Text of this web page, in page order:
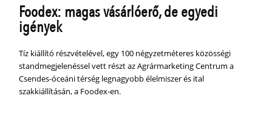
Foodex: magas vásárlóerő, de egyedi
igények
Tíz kiállító részvételével, egy 100 négyzetméteres közösségi
standmegjelenéssel vett részt az Agrármarketing Centrum a
Csendes-óceáni térség legnagyobb élelmiszer és ital
szakkiállításán, a Foodex-en.